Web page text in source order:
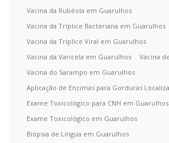
Vacina da Rubéola em Guarulhos
Vacina da Tríplice Bacteriana em Guarulhos
Vacina da Tríplice Viral em Guarulhos
Vacina da Varicela em Guarulhos
Vacina
Vacina do Sarampo em Guarulhos
Aplicação de Enzimas para Gorduras
Exame Toxicológico para CNH em Guarulhos
Exame Toxicológico em Guarulhos
Biópsia de Língua em Guarulhos